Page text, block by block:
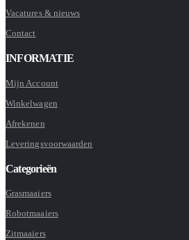
Vacatures & nieuws
Contact
INFORMATIE
Mijn Account
Winkelwagen
Afrekenen
Leveringsvoorwaarden
Categorieën
Grasmaaiers
Robotmaaiers
Zitmaaiers